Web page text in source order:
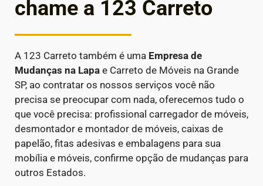
chame a 123 Carreto
A 123 Carreto também é uma Empresa de
Mudanças na Lapa e Carreto de Móveis na Grande
SP, ao contratar os nossos serviços você não
precisa se preocupar com nada, oferecemos tudo o
que você precisa: profissional carregador de móveis,
desmontador e montador de móveis, caixas de
papelão, fitas adesivas e embalagens para sua
mobília e móveis, confirme opção de mudanças para
outros Estados.